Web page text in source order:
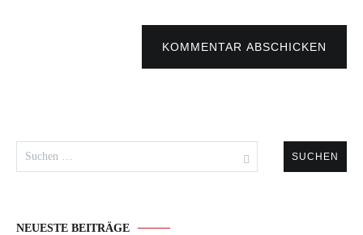
KOMMENTAR ABSCHICKEN
nach:
NEUESTE BEITRÄGE